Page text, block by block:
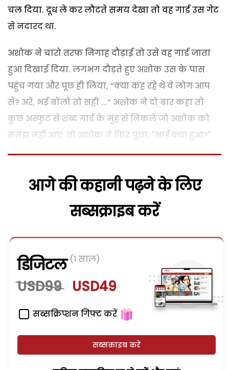
चल दिया. दूध ले कर लौटते समय देखा तो वह गार्ड उस गेट
से नदारद था.
अशोक ने चारो तरफ निगाह दौड़ाई तो उसे वह गार्ड जाता
हुआ दिखाई दिया. लगभग दौड़ते हुए अशोक उस के पास
पहुंच गया और पूछ ही लिया, “क्या कह रहे थे वे लोग आप
से? अरे, भई बोलो तो सही ...” अशोक ने दो बार कहा तो
कुछ अस्फुट से शब्द गार्ड के मुंह से निकले जो अशोक को
समझ नहीं आए, तो अशोक ने फिर पूछा, "भाई क्या हुआ?"
आगे की कहानी पढ़ने के लिए
सब्सक्राइब करें
डिजिटल (1 साल)
USD99 USD49
सब्सक्रिप्शन गिफ्ट करें
सब्सक्राइब करें